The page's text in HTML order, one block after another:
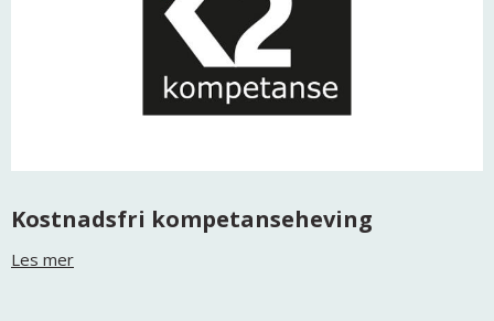
Kostnadsfri kompetanseheving
Les mer